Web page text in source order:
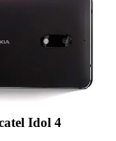
Idol 4